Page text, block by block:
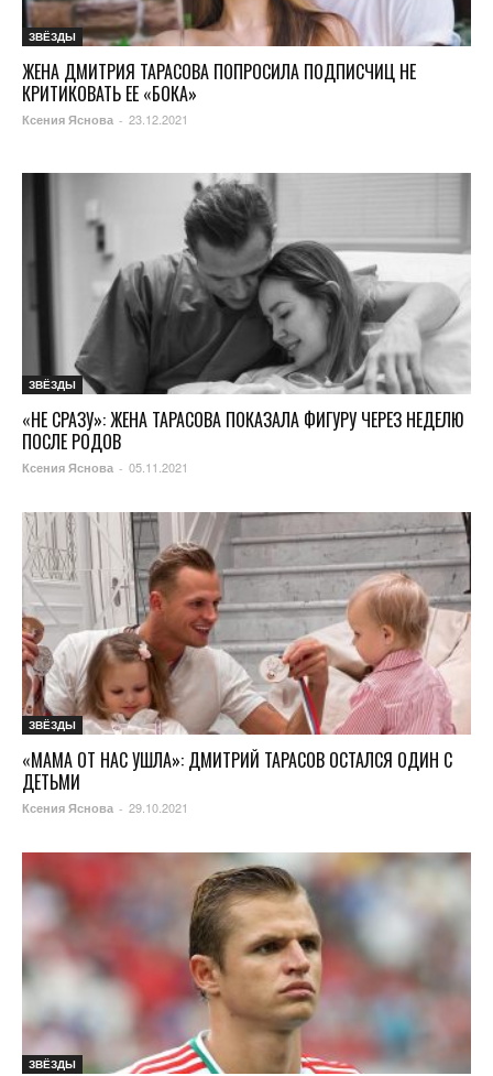
ЗВЁЗДЫ
ЖЕНА ДМИТРИЯ ТАРАСОВА ПОПРОСИЛА ПОДПИСЧИЦ НЕ
КРИТИКОВАТЬ ЕЕ «БОКА»
Ксения Яснова - 23.12.2021
ЗВЁЗДЫ
«НЕ СРАЗУ»: ЖЕНА ТАРАСОВА ПОКАЗАЛА ФИГУРУ ЧЕРЕЗ НЕДЕЛЮ
ПОСЛЕ РОДОВ
Ксения Яснова - 05.11.2021
ЗВЁЗДЫ
«МАМА ОТ НАС УШЛА»: ДМИТРИЙ ТАРАСОВ ОСТАЛСЯ ОДИН С
ДЕТЬМИ
Ксения Яснова - 29.10.2021
ЗВЁЗДЫ